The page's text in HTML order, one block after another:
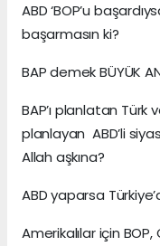
ABD ‘BOP’u
başarmasın ki?
BAP demek BÜYÜK
BAP’ı planlatan Türk
planlayan ABD’li
Allah aşkına?
ABD yaparsa
Amerikalılar için